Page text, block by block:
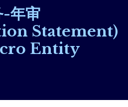
-年审
Statement)
Entity